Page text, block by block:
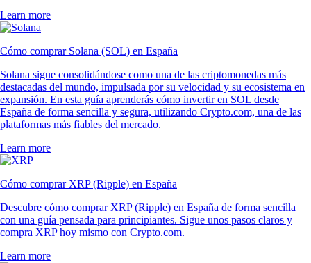
Learn more
Cómo comprar Solana (SOL) en España
Solana sigue consolidándose como una de las criptomonedas más
destacadas del mundo, impulsada por su velocidad y su ecosistema en
expansión. En esta guía aprenderás cómo invertir en SOL desde
España de forma sencilla y segura, utilizando Crypto.com, una de las
plataformas más fiables del mercado.
Learn more
Cómo comprar XRP (Ripple) en España
Descubre cómo comprar XRP (Ripple) en España de forma sencilla
con una guía pensada para principiantes. Sigue unos pasos claros y
compra XRP hoy mismo con Crypto.com.
Learn more